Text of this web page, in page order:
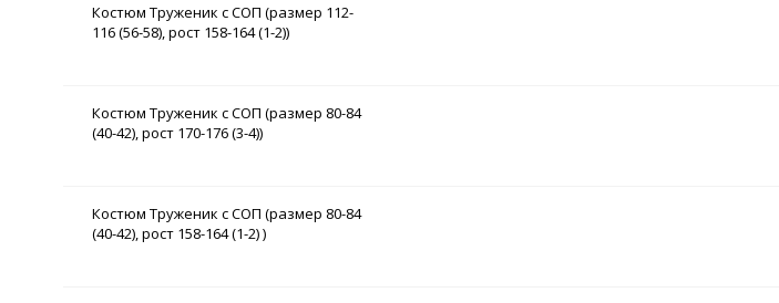
Костюм Труженик с СОП (размер 112-
116 (56-58), рост 158-164 (1-2))
Костюм Труженик с СОП (размер 80-84
(40-42), рост 170-176 (3-4))
Костюм Труженик с СОП (размер 80-84
(40-42), рост 158-164 (1-2) )